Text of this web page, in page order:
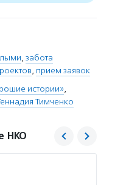
, забота
, прием заявок
истории»,
Тимченко
НКО